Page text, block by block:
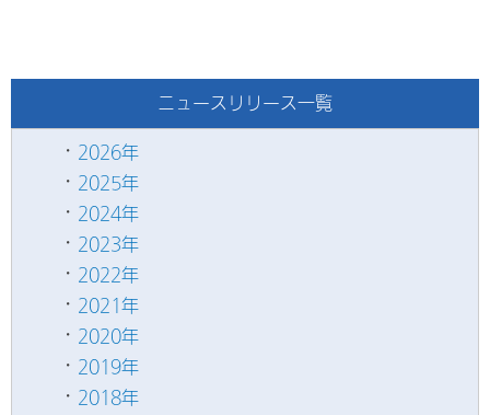
ニュースリリース一覧
2026年
2025年
2024年
2023年
2022年
2021年
2020年
2019年
2018年